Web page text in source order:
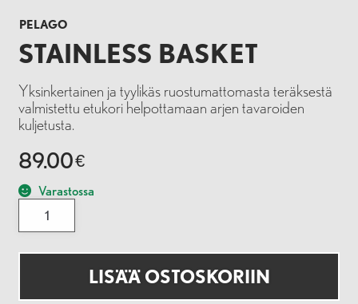
PELAGO
STAINLESS BASKET
Yksinkertainen ja tyylikäs ruostumattomasta teräksestä
valmistettu etukori helpottamaan arjen tavaroiden
kuljetusta.
89.00€
Varastossa
Stainless
Basket
määrä
LISÄÄ OSTOSKORIIN